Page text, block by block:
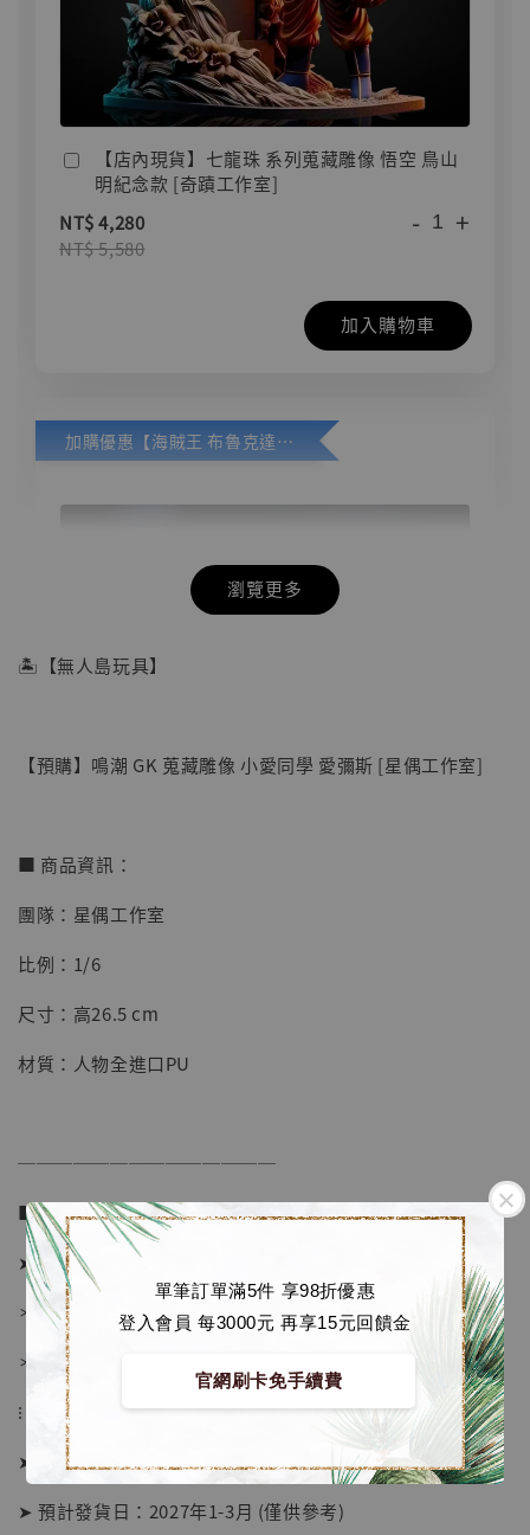
單筆訂單滿5件 享98折優惠
登入會員 每3000元 再享15元回饋金
官網刷卡免手續費
【店內現貨】七龍珠 系列蒐藏雕像 悟空 鳥山
明紀念款 [奇蹟工作室]
NT$ 4,280
NT$ 5,580
- +
加入購物車
加購優惠【海賊王 布魯克達摩 [7STARS Studio]】
摩 [7STARS Studio]
NT$ 1,500
加購優惠【讓子彈飛 鵝城縣長 張麻子 [BK01]】
瀏覽更多
🏝【無人島玩具】
【預購】鳴潮 GK 蒐藏雕像 小愛同學 愛彌斯 [星偶工作室]
■ 商品資訊：
團隊：星偶工作室
比例：1/6
尺寸：高26.5 cm
材質：人物全進口PU
──────────────
■ 販售資訊 (Price in TWD)：
➤ 價格 5980元 (訂金2380)
＊ 國際運費另計
＊ 刷卡免手續費
⁝
➤ 預購截止日：待工作室通知
➤ 預計發貨日：2027年1-3月 (僅供參考)